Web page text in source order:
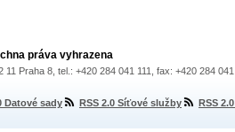
práva vyhrazena
11 Praha 8, tel.: +420 284 041 111, fax: +420 284
Datové sady RSS 2.0 Síťové služby RSS